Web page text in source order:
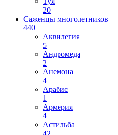
20
Саженцы многолетников
440
Аквилегия
5
Андромеда
2
Анемона
4
Арабис
1
Армерия
4
Астильба
42